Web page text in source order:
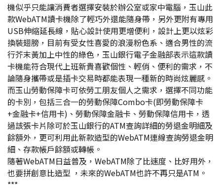
機似乎只能讓消費者選擇安裝於辦公室或家中電腦，玉山此
款WebATM讀卡機除了輕巧外還能隨身帶，另外更附有專用
USB伸縮延長線，貼心設計使用更增便利，設計上更以炫彩
換裝翅膀，目前有受女性喜愛的浪漫粉色系、適合男性的流
行芥末黃加上中性的綠色，玉山銀行電子金融部表示這款讀
卡機能符合現代上班新貴喜歡個性、輕俏、便利的需求，不
論隨身攜帶或是插卡交易時都能表現一種新的時尚炫麗感。
而玉山勞動保障卡可依勞工朋友個人之需求，選擇不同功能
的卡別，包括三合一的勞動保障Combo卡(即勞動保障卡
+金融卡+信用卡)、勞動保障金融卡、勞動保障信用卡，透
過該張卡片除可於玉山銀行的ATM查詢詳細的勞退金明細及
餘額外，更可利用此新款造型的WebATM連線查詢勞退金明
細、存款帳戶餘額或轉帳。
隨著WebATM日益普及，WebATM除了比速度、比好用外，
也要拼創意比造型 ，未來的WebATM也許不再只是ATM。
***